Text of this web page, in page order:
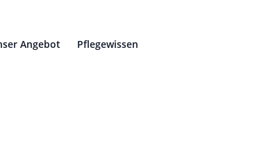
Angebot Pflegewissen